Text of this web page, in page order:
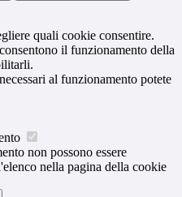
quali cookie consentire.
il funzionamento della
al funzionamento potete
non possono essere
nella pagina della cookie